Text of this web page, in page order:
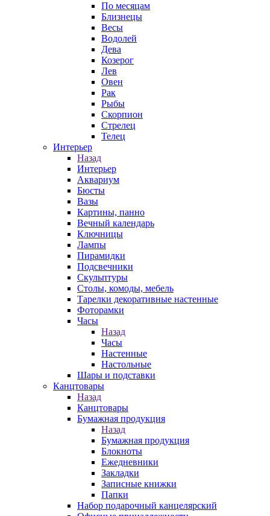
По месяцам
Близнецы
Весы
Водолей
Дева
Козерог
Лев
Овен
Рак
Рыбы
Скорпион
Стрелец
Телец
Интерьер
Назад
Интерьер
Аквариум
Бюсты
Вазы
Картины, панно
Вечный календарь
Ключницы
Лампы
Пирамидки
Подсвечники
Скульптуры
Столы, комоды, мебель
Тарелки декоративные настенные
Фоторамки
Часы
Назад
Часы
Настенные
Настольные
Шары и подставки
Канцтовары
Назад
Канцтовары
Бумажная продукция
Назад
Бумажная продукция
Блокноты
Ежедневники
Закладки
Записные книжки
Папки
Набор подарочный канцелярский